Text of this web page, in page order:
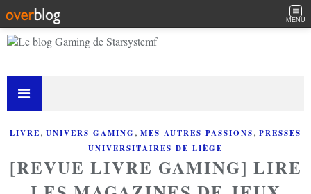
MENU
LIVRE, UNIVERS GAMING , MES AUTRES PASSIONS, PRESSES
UNIVERSITAIRES DE LIÈGE
[REVUE LIVRE GAMING] LIRE